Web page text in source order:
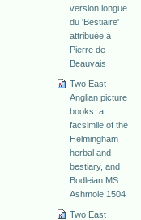
version longue
du 'Bestiaire'
attribuée à
Pierre de
Beauvais
Two East
Anglian picture
books: a
facsimile of the
Helmingham
herbal and
bestiary, and
Bodleian MS.
Ashmole 1504
Two East